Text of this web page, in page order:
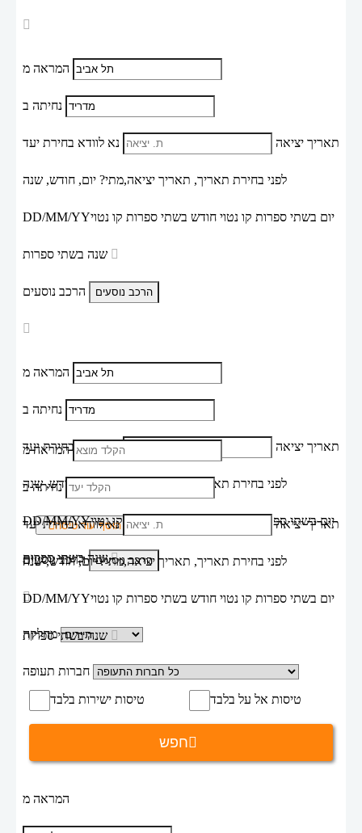
המראה מ
נחיתה ב
תאריך יציאה נא לוודא בחירת יעד
לפני בחירת תאריך, תאריך יציאה,מתי? יום, חודש, שנה
DD/MM/YYיום בשתי ספרות קו נטוי חודש בשתי ספרות קו נטוי
הרכב נוסעים
המראה מ
נחיתה ב
תאריך יציאה נא לוודא בחירת יעד
לפני בחירת תאריך, מתי? יום, חודש, שנה
DD/MM/YYיום בשתי ספרות קו נטוי חודש בשתי ספרות קו נטוי
שנה בשתי ספרות
המראה מ
נחיתה ב
תאריך יציאה נא לוודא בחירת יעד
לפני בחירת תאריך, תאריך יציאה,מתי? יום, חודש, שנה
DD/MM/YYיום בשתי ספרות קו נטוי חודש בשתי ספרות קו נטוי
הוסף עוד טיסה
הרכב נוסעים
חפש
מחלקה
חברות תעופה
טיסות ישירות בלבד טיסות אל על בלבד
המראה מ